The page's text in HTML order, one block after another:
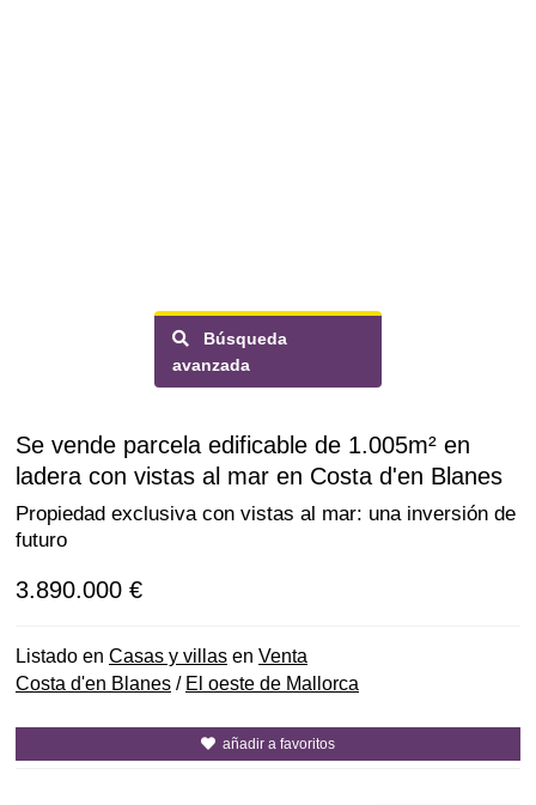
Búsqueda
avanzada
Se vende parcela edificable de 1.005m² en
ladera con vistas al mar en Costa d'en Blanes
Propiedad exclusiva con vistas al mar: una inversión de
futuro
3.890.000 €
Listado en Casas y villas en Venta
Costa d'en Blanes / El oeste de Mallorca
añadir a favoritos